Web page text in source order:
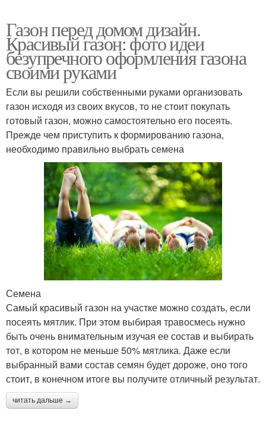
Газон перед домом дизайн.
Красивый газон: фото идеи
безупречного оформления газона
своими руками
Если вы решили собственными руками организовать
газон исходя из своих вкусов, то не стоит покупать
готовый газон, можно самостоятельно его посеять.
Прежде чем приступить к формированию газона,
необходимо правильно выбрать семена
Семена
Самый красивый газон на участке можно создать, если
посеять мятлик. При этом выбирая травосмесь нужно
быть очень внимательным изучая ее состав и выбирать
тот, в котором не меньше 50% мятлика. Даже если
выбранный вами состав семян будет дороже, оно того
стоит, в конечном итоге вы получите отличный результат.
читать дальше →